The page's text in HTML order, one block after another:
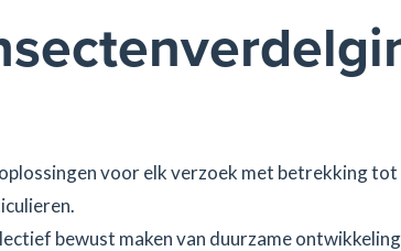
voor elk verzoek met betrekking
bewust maken van duurzame